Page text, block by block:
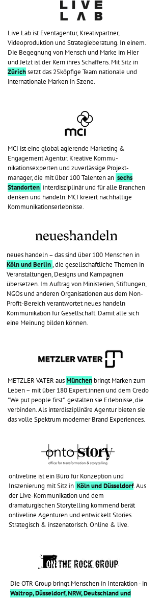
Live Lab ist Eventagentur, Kreativpartner,
Videoproduktion und Strategieberatung. In einem.
Die Begegnung von Mensch und Marke im Hier
und Jetzt ist der Kern ihres Schaffens. Mit Sitz in
Zürichsetzt das 25köpfige Team nationale und
internationale Marken in Szene.
MCI ist eine global agierende Marketing &
Engagement Agentur. Kreative Kommu-
nikationsexperten und zuverlässige Projekt-
manager, die mit über 100 Talenten an sechs
Standorten interdisziplinär und für alle Branchen
denken und handeln. MCI kreiert nachhaltige
Kommunikationserlebnisse.
METZLER VATER aus München bringt Marken zum
Leben – mit über 180 Expert:innen und dem Credo
"We put people first" gestalten sie Erlebnisse, die
verbinden. Als interdisziplinäre Agentur bieten sie
das volle Spektrum moderner Brand Experiences.
neues handeln – das sind über 100 Menschen in
Köln und Berlin, die gesellschaftliche Themen in
Veranstaltungen, Designs und Kampagnen
übersetzen. Im Auftrag von Ministerien, Stiftungen,
NGOs und anderen Organisationen aus dem Non-
Profit-Bereich verantwortet neues handeln
Kommunikation für Gesellschaft. Damit alle sich
eine Meinung bilden können.
onliveline ist ein Büro für Konzeption und
Inszenierung mit Sitz in Köln und Düsseldorf. Aus
der Live-Kommunikation und dem
dramaturgischen Storytelling kommend berät
onliveline Agenturen und entwickelt Stories.
Strategisch & inszenatorisch. Online & live.
Die OTR Group bringt Menschen in Interaktion - in
Waltrop, Düsseldorf, NRW, Deutschland und